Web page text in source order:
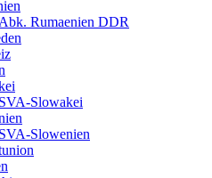
Abk. Rumaenien DDR
SVA-Slowakei
SVA-Slowenien